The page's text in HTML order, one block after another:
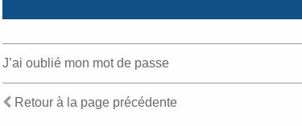
J’ai oublié mon mot de passe
Retour à la page précédente